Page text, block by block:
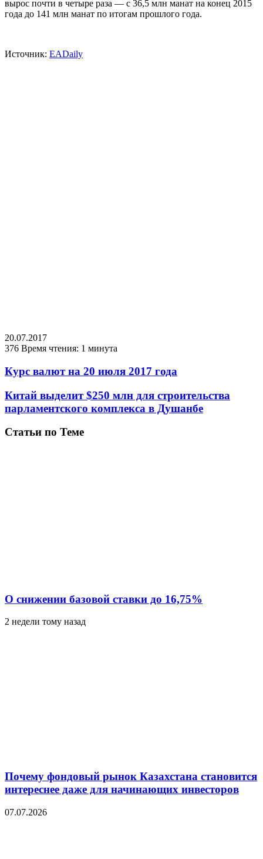
вырос почти в четыре раза — с 36,5 млн манат на конец 2015
года до 141 млн манат по итогам прошлого года.
Источник: EADaily
20.07.2017
376 Время чтения: 1 минута
Курс валют на 20 июля 2017 года
Китай выделит $250 млн для строительства
парламентского комплекса в Душанбе
Статьи по Теме
О снижении базовой ставки до 16,75%
2 недели тому назад
Почему фондовый рынок Казахстана становится
интереснее даже для начинающих инвесторов
07.07.2026